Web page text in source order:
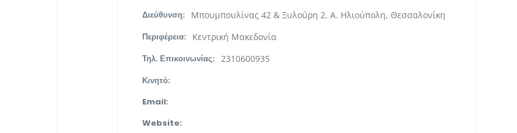
Διεύθυνση:
Μπουμπουλίνας 42 & Ξυλούρη 2, Α. Ηλιούπολη, Θεσσαλονίκη
Περιφέρεια:
Κεντρική Μακεδονία
Τηλ. Επικοινωνίας: 2310600935
Κινητό:
Email:
Website: